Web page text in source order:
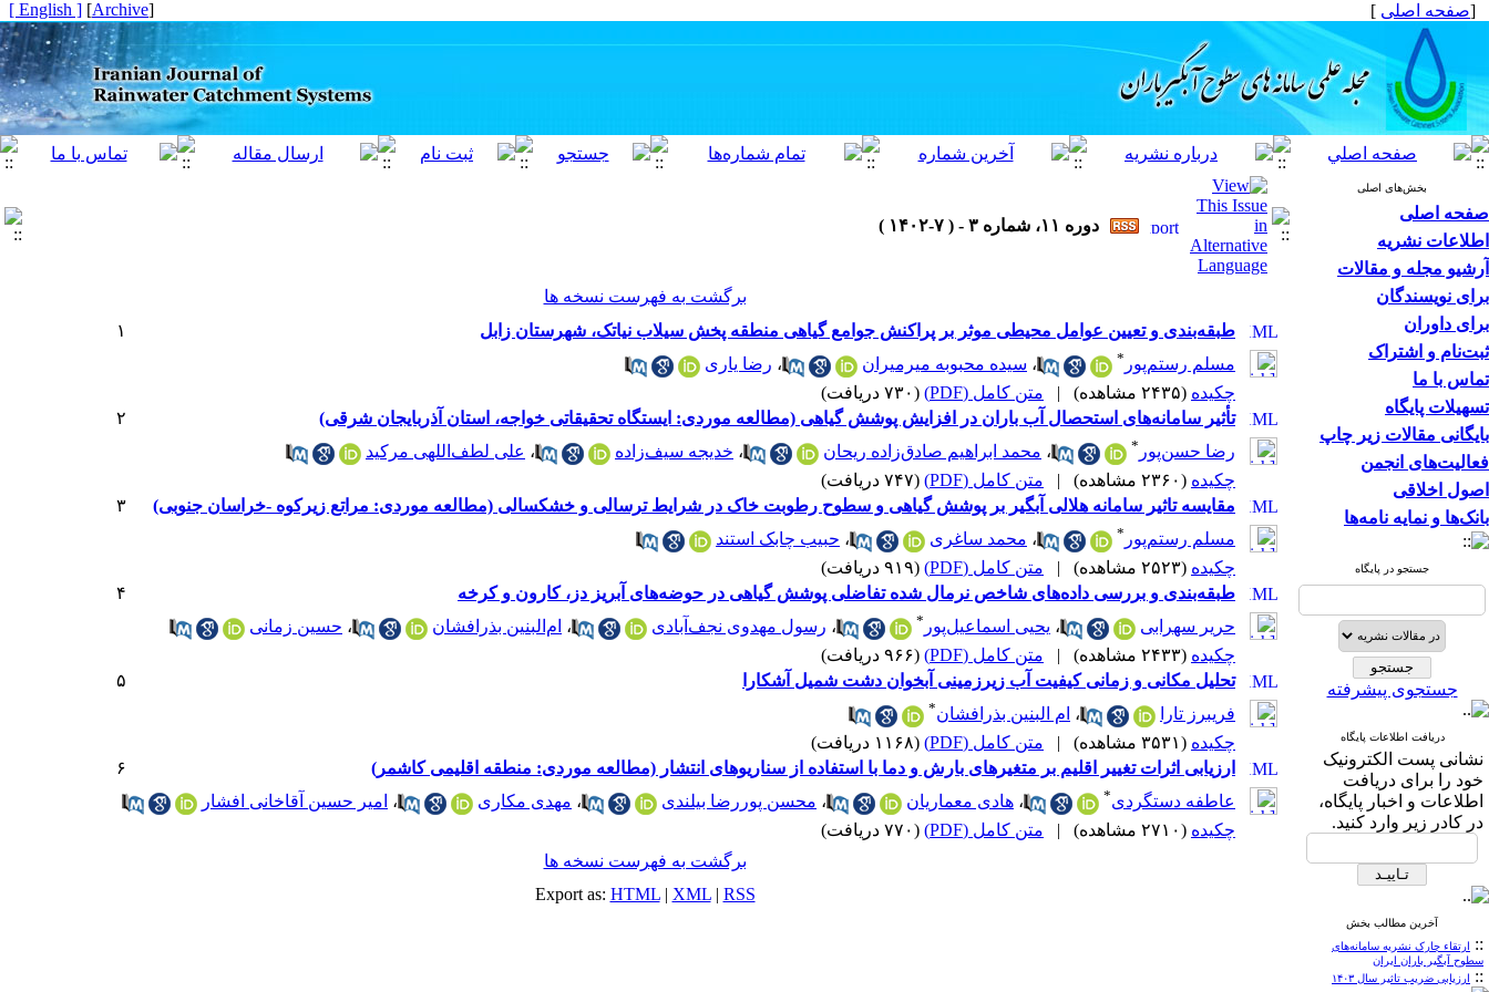
[صفحه اصلی ]
[
Archive
]
[ English ]
بخش‌های اصلی
صفحه اصلی
اطلاعات نشریه
آرشیو مجله و مقالات
برای نویسندگان
برای داوران
ثبت‌نام و اشتراک
تماس با ما
تسهیلات پایگاه
بایگانی مقالات زیر چاپ
فعالیت‌های انجمن
اصول اخلاقی
بانک‌ها و نمایه نامه‌ها
جستجو در پایگاه
جستجوی پیشرفته
دریافت اطلاعات پایگاه
نشانی پست الکترونیک
خود را برای دریافت
اطلاعات و اخبار پایگاه،
در کادر زیر وارد کنید.
آخرین مطالب بخش
:: ارتقاء چارک نشریه سامانه‌های
سطوح آبگیر باران ایران
:: ارزیابی ضریب تاثیر سال ۱۴۰۳
دوره ۱۱، شماره ۳ - ( ۷-۱۴۰۲ )
برگشت به فهرست نسخه ها
طبقه‌بندی و تعیین عوامل محیطی موثر بر پراکنش جوامع گیاهی منطقه پخش سیلاب نیاتک، شهرستان زابل
۱
مسلم رستم‌پور * ، سیده محبوبه میرمیران ، رضا یاری
چکیده (۲۴۳۵ مشاهده) | متن کامل (PDF)
(۷۳۰ دریافت)
تأثیر سامانه‌های استحصال آب باران در افزایش پوشش گیاهی (مطالعه موردی: ایستگاه تحقیقاتی خواجه، استان آذربایجان شرقی)
۲
رضا حسن‌پور * ، محمد ابراهیم صادق‌زاده ریحان ، خدیجه سیف‌زاده ، علی لطف‌اللهی مرکید
چکیده (۲۳۶۰ مشاهده) | متن کامل (PDF)
(۷۴۷ دریافت)
مقایسه تاثیر سامانه هلالی آبگیر بر پوشش گیاهی و سطوح رطوبت خاک در شرایط ترسالی و خشکسالی (مطالعه موردی: مراتع زیرکوه -خراسان جنوبی)
۳
مسلم رستم‌پور * ، محمد ساغری ، حبیب چابک استند
چکیده (۲۵۲۳ مشاهده) | متن کامل (PDF)
(۹۱۹ دریافت)
طبقه‌بندی و بررسی داده‌های شاخص نرمال شده تفاضلی پوشش گیاهی در حوضه‌های آبریز دز، کارون و کرخه
۴
حریر سهرابی
، یحیی اسماعیل‌پور * ، رسول مهدوی نجف‌آبادی ، ام‌البنین بذرافشان ، حسین زمانی
چکیده (۲۴۳۳ مشاهده) | متن کامل (PDF)
(۹۶۶ دریافت)
تحلیل مکانی و زمانی کیفیت آب زیرزمینی آبخوان دشت شمیل آشکارا
۵
فریبرز تارا
، ام البنین بذرافشان*
چکیده (۳۵۳۱ مشاهده) | متن کامل (PDF)
(۱۱۶۸ دریافت)
ارزیابی اثرات تغییر اقلیم بر متغیر‌های بارش و دما با استفاده از سناریوهای انتشار (مطالعه موردی: منطقه اقلیمی کاشمر)
۶
عاطفه دستگردی* ، هادی معماریان ، محسن پوررضا بیلندی ، مهدی مکاری ، امیر حسین آقاخانی افشار
چکیده (۲۷۱۰ مشاهده) | متن کامل (PDF)
(۷۷۰ دریافت)
برگشت به فهرست نسخه ها
Export as: HTML| XML| RSS